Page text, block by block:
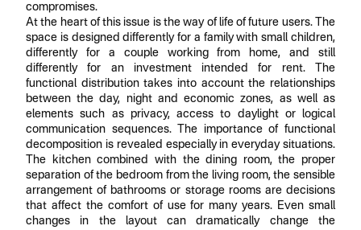
compromises.
At the heart of this issue is the way of life of future users. The
space is designed differently for a family with small children,
differently for a couple working from home, and still
differently for an investment intended for rent. The
functional distribution takes into account the relationships
between the day, night and economic zones, as well as
elements such as privacy, access to daylight or logical
communication sequences. The importance of functional
decomposition is revealed especially in everyday situations.
The kitchen combined with the dining room, the proper
separation of the bedroom from the living room, the sensible
arrangement of bathrooms or storage rooms are decisions
that affect the comfort of use for many years. Even small
changes in the layout can dramatically change the